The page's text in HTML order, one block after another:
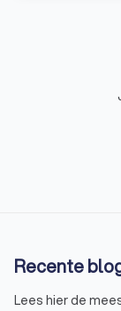
Recente
Lees hier de